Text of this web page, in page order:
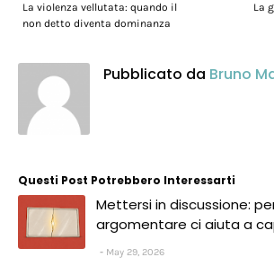
La
La violenza vellutata: quando il
non detto diventa dominanza
Pubblicato da Bruno
Questi Post Potrebbero Interessarti
Mettersi in discussione:
argomentare ci aiuta a
May 29, 2026